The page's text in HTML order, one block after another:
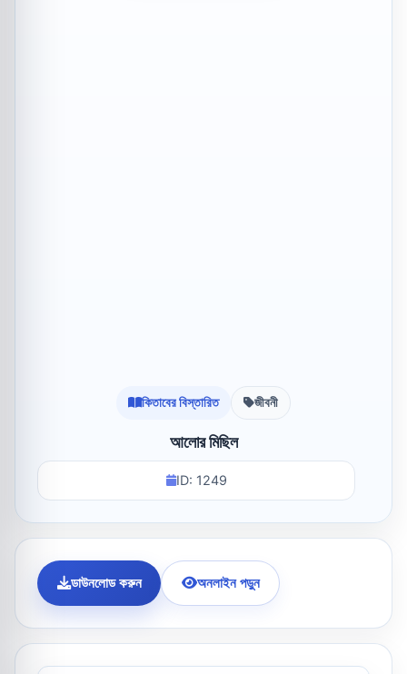
কিতাবের বিস্তারিত জীবনী
আলোর মিছিল
ID: 1249
ডাউনলোড করুন অনলাইন পড়ুন